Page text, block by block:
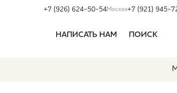
+7 (926) 624-50-54Москва+7 (921) 945-
НАПИСАТЬ НАМ ПОИСК